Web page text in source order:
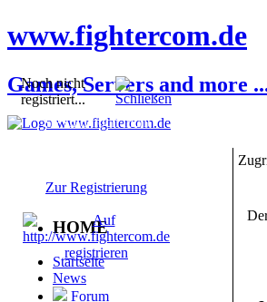
www.fightercom.de
Games, Servers and more
HOME
Startseite
News
Forum
Noch nicht
registriert...
Sie sind noch nicht
Zur Registrierung